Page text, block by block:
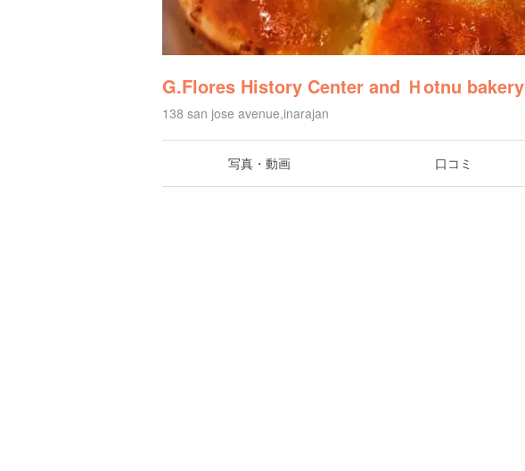
G.Flores History Center and Ｈotnu bakery
138 san jose avenue,inarajan
写真・動画 口コミ